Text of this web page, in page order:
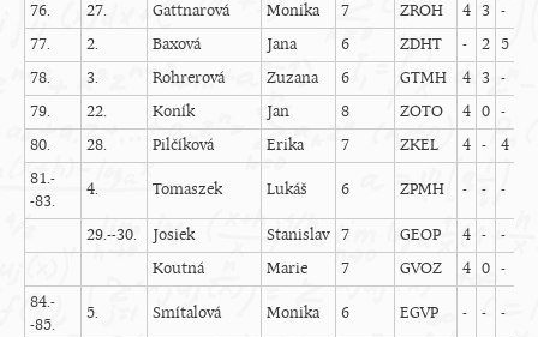
76.
27. Gattnarová Monika 7 ZROH 4 3 -
77.
2. Baxová Jana 6 ZDHT - 2 5
78.
3. Rohrerová Zuzana 6 GTMH 4 3 -
79.
22. Koník Jan 8 ZOTO 4 0 -
80.
28. Pilčíková Erika 7 ZKEL 4 - 4
81.-
-83.
4. Tomaszek Lukáš 6 ZPMH - - -
29.--30. Josiek Stanislav 7 GEOP 4 - -
Koutná
Marie 7 GVOZ 4 0 -
84.-
-85.
5. Smítalová Monika 6 EGVP - - -